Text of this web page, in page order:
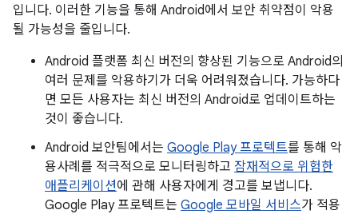
입니다. 이러한 기능을 통해 Android에서 보안 취약점이 악용
될 가능성을 줄입니다.
Android 플랫폼 최신 버전의 향상된 기능으로 Android의
여러 문제를 악용하기가 더욱 어려워졌습니다. 가능하다
면 모든 사용자는 최신 버전의 Android로 업데이트하는
것이 좋습니다.
Android 보안팀에서는 Google Play 프로텍트를 통해 악
용사례를 적극적으로 모니터링하고 잠재적으로 위험한
애플리케이션에 관해 사용자에게 경고를 보냅니다.
Google Play 프로텍트는 Google 모바일 서비스가 적용